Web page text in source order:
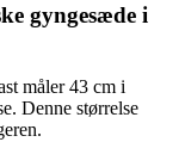
gyngesæde i
måler 43 cm i
Denne størrelse